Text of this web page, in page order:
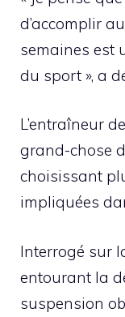
d’accomplir
semaines est
du sport », a
L’entraîneur
grand-chose
choisissant
impliquées
Interrogé sur
entourant la
suspension